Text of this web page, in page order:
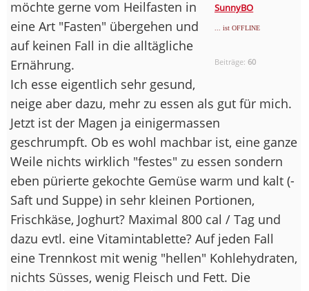
SunnyBO
... ist OFFLINE
Beiträge:60
möchte gerne vom Heilfasten in
eine Art "Fasten" übergehen und
auf keinen Fall in die alltägliche
Ernährung.
Ich esse eigentlich sehr gesund,
neige aber dazu, mehr zu essen als gut für mich.
Jetzt ist der Magen ja einigermassen
geschrumpft. Ob es wohl machbar ist, eine ganze
Weile nichts wirklich "festes" zu essen sondern
eben pürierte gekochte Gemüse warm und kalt (-
Saft und Suppe) in sehr kleinen Portionen,
Frischkäse, Joghurt? Maximal 800 cal / Tag und
dazu evtl. eine Vitamintablette? Auf jeden Fall
eine Trennkost mit wenig "hellen" Kohlehydraten,
nichts Süsses, wenig Fleisch und Fett. Die